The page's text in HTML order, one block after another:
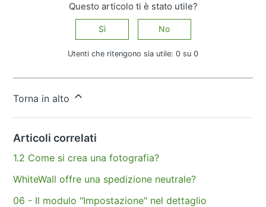
Questo articolo ti è stato utile?
Sì No
Utenti che ritengono sia utile: 0 su 0
Torna in alto
Articoli correlati
1.2 Come si crea una fotografia?
WhiteWall offre una spedizione neutrale?
06 - Il modulo "Impostazione" nel dettaglio